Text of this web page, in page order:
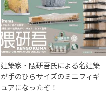
建築家・隈研吾氏による名建築
が手のひらサイズのミニフィギ
ュアになったぞ！